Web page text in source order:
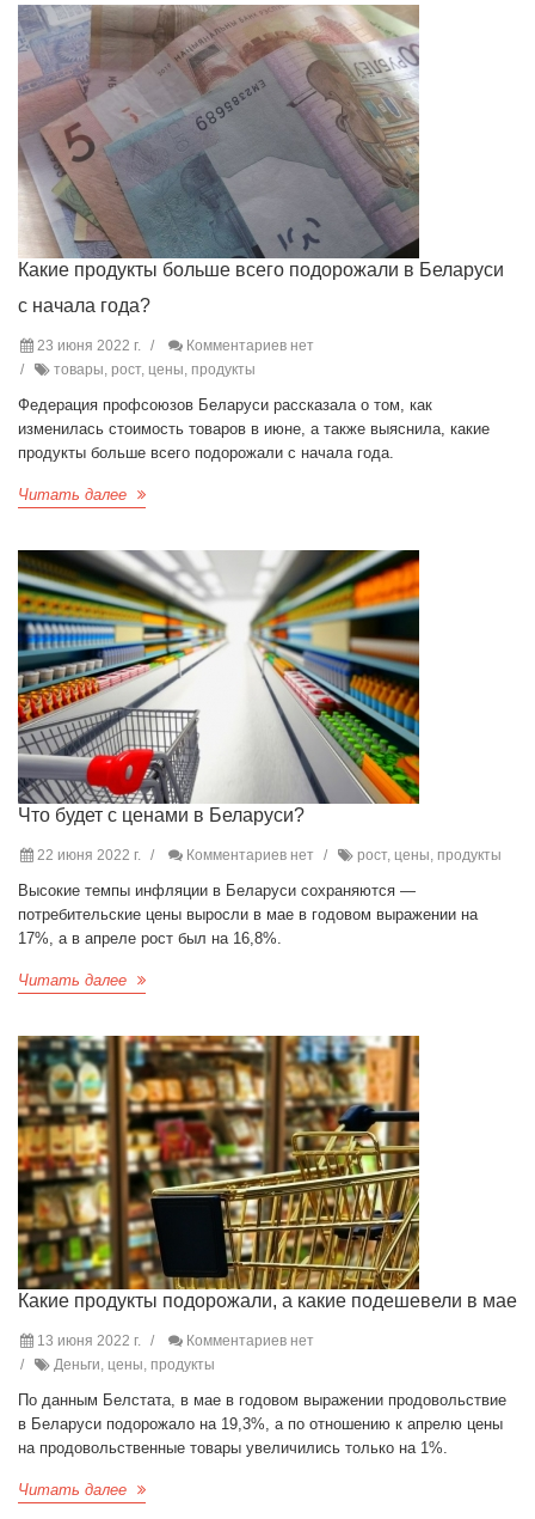
Какие продукты больше всего подорожали в Беларуси
с начала года?
23 июня 2022 г.
Комментариев нет
товары, рост, цены, продукты
Федерация профсоюзов Беларуси рассказала о том, как
изменилась стоимость товаров в июне, а также выяснила, какие
продукты больше всего подорожали с начала года.
Читать далее
Что будет с ценами в Беларуси?
22 июня 2022 г. Комментариев нет рост, цены, продукты
Высокие темпы инфляции в Беларуси сохраняются —
потребительские цены выросли в мае в годовом выражении на
17%, а в апреле рост был на 16,8%.
Читать далее
Какие продукты подорожали, а какие подешевели в мае
13 июня 2022 г.
Комментариев нет
Деньги, цены, продукты
По данным Белстата, в мае в годовом выражении продовольствие
в Беларуси подорожало на 19,3%, а по отношению к апрелю цены
на продовольственные товары увеличились только на 1%.
Читать далее